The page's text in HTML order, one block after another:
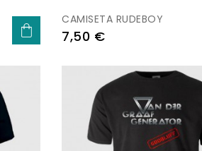
CAMISETA RUDEBOY
Preu
7,50 €